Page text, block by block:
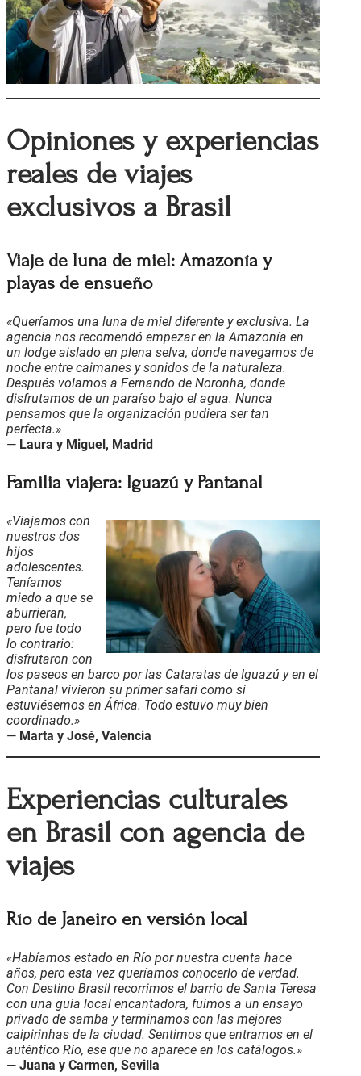
Opiniones y experiencias
reales de viajes
exclusivos a Brasil
Viaje de luna de miel: Amazonía y
playas de ensueño
«Queríamos una luna de miel diferente y exclusiva. La
agencia nos recomendó empezar en la Amazonía en
un lodge aislado en plena selva, donde navegamos de
noche entre caimanes y sonidos de la naturaleza.
Después volamos a Fernando de Noronha, donde
disfrutamos de un paraíso bajo el agua. Nunca
pensamos que la organización pudiera ser tan
perfecta.»
— Laura y Miguel, Madrid
Familia viajera: Iguazú y Pantanal
«Viajamos con
nuestros dos
hijos
adolescentes.
Teníamos
miedo a que se
aburrieran,
pero fue todo
lo contrario:
disfrutaron con
los paseos en barco por las Cataratas de Iguazú y en el
Pantanal vivieron su primer safari como si
estuviésemos en África. Todo estuvo muy bien
coordinado.»
— Marta y José, Valencia
Experiencias culturales
en Brasil con agencia de
viajes
Río de Janeiro en versión local
«Habíamos estado en Río por nuestra cuenta hace
años, pero esta vez queríamos conocerlo de verdad.
Con Destino Brasil recorrimos el barrio de Santa Teresa
con una guía local encantadora, fuimos a un ensayo
privado de samba y terminamos con las mejores
caipirinhas de la ciudad. Sentimos que entramos en el
auténtico Río, ese que no aparece en los catálogos.»
— Juana y Carmen, Sevilla